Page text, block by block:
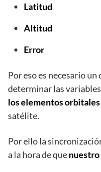
Latitud
Altitud
Error
Por eso es necesario
determinar las variables
los elementos orbitales
satélite.
Por ello la
a la hora de quenuestro